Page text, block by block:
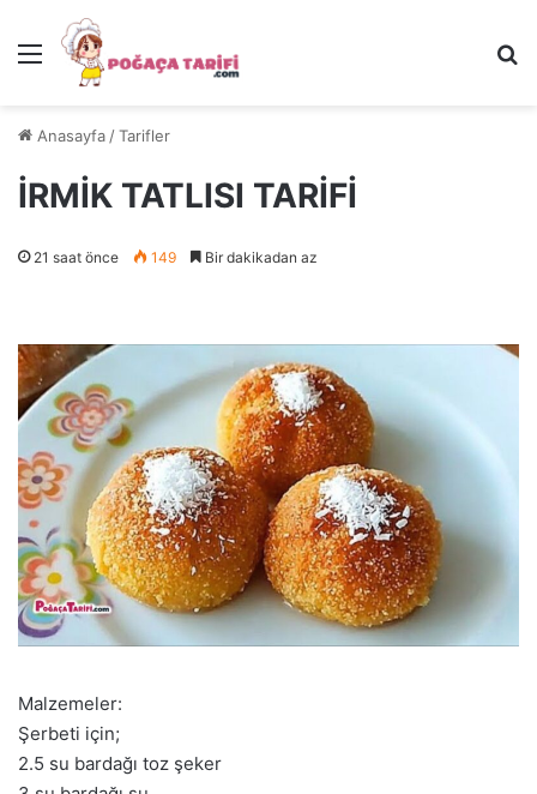
Menü
Anasayfa /Tarifler
İRMİK TATLISI TARİFİ
21 saat önce 149 Bir dakikadan az
Malzemeler:
Şerbeti için;
2.5 su bardağı toz şeker